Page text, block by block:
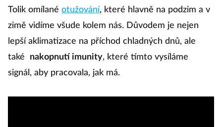
Tolik omílané otužování, které hlavně na podzim a v
zimě vidíme všude kolem nás. Důvodem je nejen
lepší aklimatizace na příchod chladných dnů, ale
také
nakopnutí imunity, které tímto vysíláme
signál, aby pracovala, jak má.